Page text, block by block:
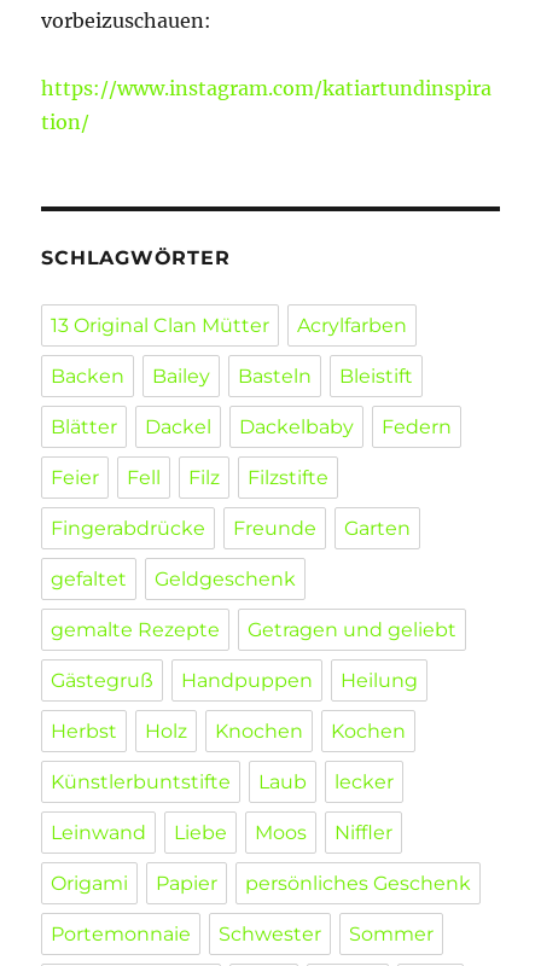
vorbeizuschauen:
https://www.instagram.com/katiartundinspira
tion/
SCHLAGWÖRTER
13 Original Clan Mütter Acrylfarben
Backen Bailey Basteln Bleistift
Blätter Dackel Dackelbaby Federn
Feier Fell Filz Filzstifte
Fingerabdrücke Freunde Garten
gefaltet Geldgeschenk
gemalte Rezepte Getragen und geliebt
Gästegruß Handpuppen Heilung
Herbst Holz Knochen Kochen
Künstlerbuntstifte Laub lecker
Leinwand Liebe Moos Niffler
Origami Papier persönliches Geschenk
Portemonnaie Schwester Sommer